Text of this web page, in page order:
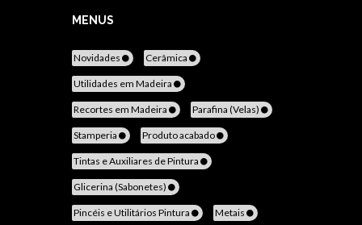
MENUS
Novidades Cerâmica
Utilidades em Madeira
Recortes em Madeira Parafina (Velas)
Stamperia Produto acabado
Tintas e Auxiliares de Pintura
Glicerina (Sabonetes)
Pincéis e Utilitários Pintura Metais